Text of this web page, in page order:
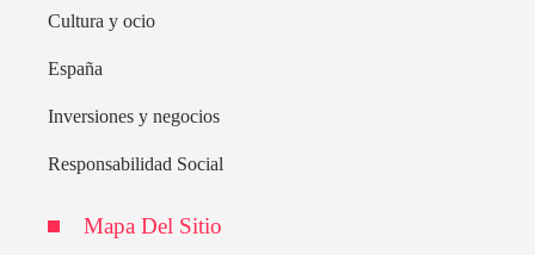
Cultura y ocio
España
Inversiones y negocios
Responsabilidad Social
Mapa Del Sitio